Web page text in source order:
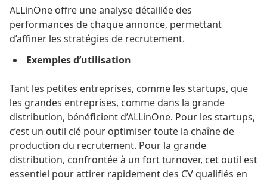
ALLinOne offre une analyse détaillée des
performances de chaque annonce, permettant
d’affiner les stratégies de recrutement.
Exemples d’utilisation
Tant les petites entreprises, comme les startups, que
les grandes entreprises, comme dans la grande
distribution, bénéficient d’ALLinOne. Pour les startups,
c’est un outil clé pour optimiser toute la chaîne de
production du recrutement. Pour la grande
distribution, confrontée à un fort turnover, cet outil est
essentiel pour attirer rapidement des CV qualifiés en